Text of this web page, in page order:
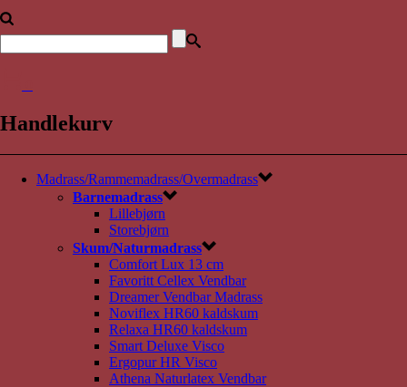
Handlekurv
Madrass/Rammemadrass/Overmadrass
Barnemadrass
Lillebjørn
Storebjørn
Skum/Naturmadrass
Comfort Lux 13 cm
Favoritt Cellex Vendbar
Dreamer Vendbar Madrass
Noviflex HR60 kaldskum
Relaxa HR60 kaldskum
Smart Deluxe Visco
Ergopur HR Visco
Athena Naturlatex Vendbar